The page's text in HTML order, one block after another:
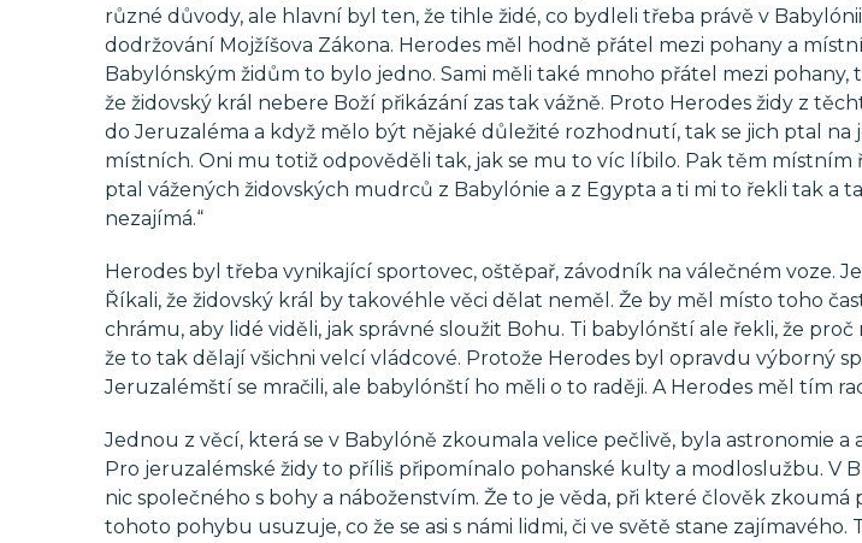
různé důvody, ale hlavní byl ten, že tihle židé, co bydleli třeba právě v
dodržování Mojžíšova Zákona. Herodes měl hodně přátel mezi pohany a
Babylónským židům to bylo jedno. Sami měli také mnoho přátel mezi pohany,
že židovský král nebere Boží přikázání zas tak vážně. Proto Herodes židy z
do Jeruzaléma a když mělo být nějaké důležité rozhodnutí, tak se jich ptal na
místních. Oni mu totiž odpověděli tak, jak se mu to víc líbilo. Pak těm místním
ptal vážených židovských mudrců z Babylónie a z Egypta a ti mi to řekli tak a
nezajímá.“
Herodes byl třeba vynikající sportovec, oštěpař, závodník na válečném voze.
Říkali, že židovský král by takovéhle věci dělat neměl. Že by měl místo toho
chrámu, aby lidé viděli, jak správné sloužit Bohu. Ti babylónští ale řekli, že
že to tak dělají všichni velcí vládcové. Protože Herodes byl opravdu výborný
Jeruzalémští se mračili, ale babylónští ho měli o to raději. A Herodes měl tím
Jednou z věcí, která se v Babylóně zkoumala velice pečlivě, byla astronomie a
Pro jeruzalémské židy to příliš připomínalo pohanské kulty a modloslužbu. V
nic společného s bohy a náboženstvím. Že to je věda, při které člověk zkoumá
tohoto pohybu usuzuje, co že se asi s námi lidmi, či ve světě stane zajímavého.